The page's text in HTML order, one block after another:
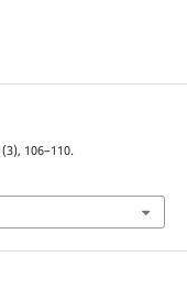
(3), 106–110.